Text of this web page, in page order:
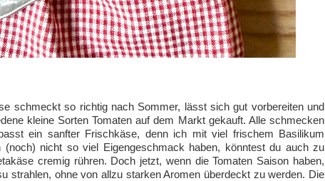
schmeckt so richtig nach Sommer, lässt sich gut vorbereiten und
kleine Sorten Tomaten auf dem Markt gekauft. Alle schmecken
ein sanfter Frischkäse, denn ich mit viel frischem Basilikum
(noch) nicht so viel Eigengeschmack haben, könntest du auch zu
cremig rühren. Doch jetzt, wenn die Tomaten Saison haben,
strahlen, ohne von allzu starken Aromen überdeckt zu werden. Die